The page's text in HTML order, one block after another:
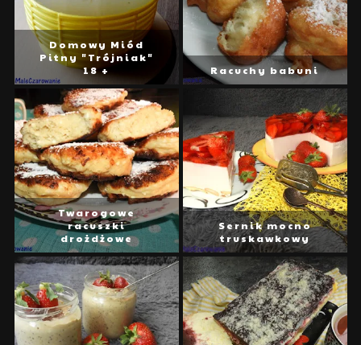
Domowy Miód
Pitny "Trójniak"
18 +
Racuchy babuni
Twarogowe
racuszki
drożdżowe
Sernik mocno
truskawkowy